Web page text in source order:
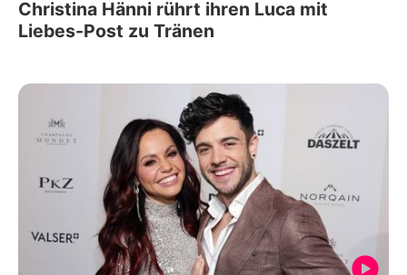
Christina Hänni rührt ihren Luca mit
Liebes-Post zu Tränen